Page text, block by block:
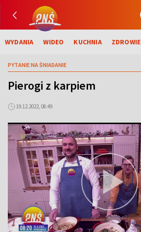
WYDANIA WIDEO KUCHNIA ZDROWIE
PYTANIE NA ŚNIADANIE
Pierogi z karpiem
19.12.2022, 08:49